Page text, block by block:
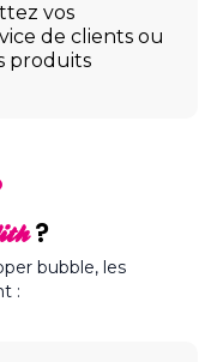
vos
de clients ou
produits
?
bubble, les
: